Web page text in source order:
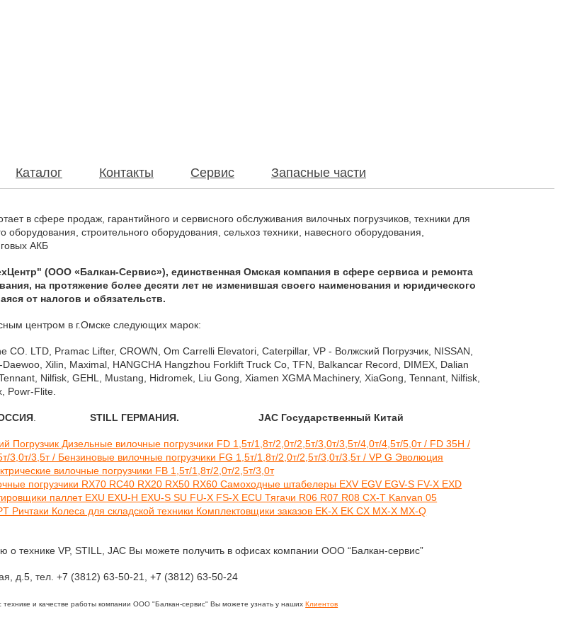
Каталог Контакты Сервис Запасные части
в сфере продаж, гарантийного и сервисного обслуживания вилочных погрузчиков, техники для
оборудования, строительного оборудования, сельхоз техники, навесного оборудования,
АКБ
(ООО «Балкан-Сервис»), единственная Омская компания в сфере сервиса и ремонта
на протяжение более десяти лет не изменившая своего наименования и юридического
от налогов и обязательств.
центром в г.Омске следующих марок:
CO. LTD, Pramac Lifter, CROWN, Om Carrelli Elevatori, Caterpillar, VP - Волжский Погрузчик, NISSAN,
Xilin, Maximal, HANGCHA Hangzhou Forklift Truck Co, TFN, Balkancar Record, DIMEX, Dalian
Nilfisk, GEHL, Mustang, Hidromek, Liu Gong, Xiamen XGMA Machinery, XiaGong,Tennant, Nilfisk,
Powr-Flite
.STILL ГЕРМАНИЯ. JAC Государственный Китай
технике VP, STILL, JAC Вы можете получить в офисах компании ООО “Балкан-сервис”
д.5, тел. +7 (3812) 63-50-21, +7 (3812) 63-50-24
и качестве работы компании ООО "Балкан-сервис" Вы можете узнать у нашихКлиентов